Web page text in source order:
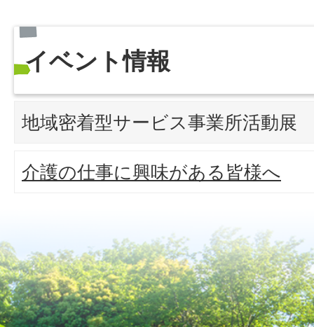
イベント情報
地域密着型サービス事業所活動展
介護の仕事に興味がある皆様へ